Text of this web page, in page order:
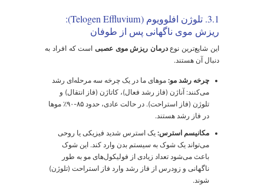
حاد است. یک رویداد استرس‌زای ناگهانی می‌تواند
آزاد شدن مقادیر زیادی هیستامین از ماست‌سل‌های
شود. این امر منجر به ایجاد برجستگی‌های قرمز،
ظاهر شده و معمولاً طی چند ساعت ناپدید شوند.
2.4. پیری زودرس: وقتی استرس چهره شما
خسته نشان می‌دهد
استرس بر پیری پوست یک فرآیند تدریجی اما قطعی
است. مفهوم "التهاب-پیری" (Inflammaging) به خوبی این
را توصیف می‌کند. التهاب مزمن و درجه پایینی که در اثر